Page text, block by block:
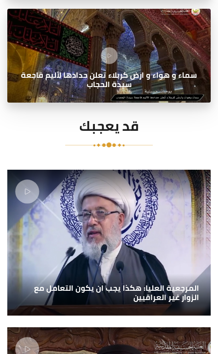
سماء و هواء و ارض كربلاء تعلن حدادها لأليم فاجعة
سيدة الحجاب
قد يعجبك
المرجعية العليا: هكذا يجب ان يكون التعامل مع
الزوار غير العراقيين